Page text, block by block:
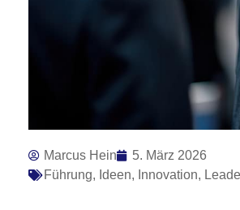
Marcus Hein
5. März 2026
Führung, Ideen, Innovation,